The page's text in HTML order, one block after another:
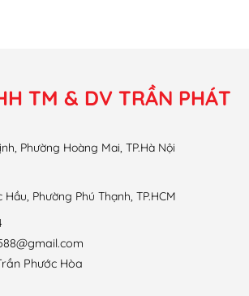
TM & DV TRẦN PHÁT
Phường Hoàng Mai, TP.Hà Nội
Hầu, Phường Phú Thạnh, TP.HCM
Phước Hòa